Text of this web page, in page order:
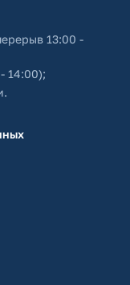
13:00 -
14:00);